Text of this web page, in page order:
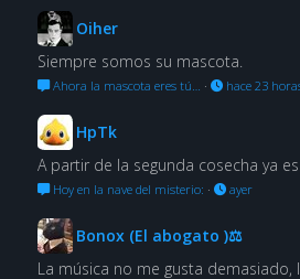
Oiher
Siempre somos su mascota.
Ahora la mascota eres tú… · hace 23
HpTk
A partir de la segunda cosecha ya
Hoy en la nave del misterio: · ayer
Bonox (El abogato )⚖
La música no me gusta demasiado,